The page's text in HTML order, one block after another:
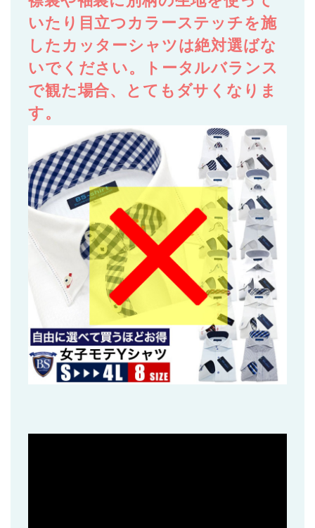
いたり目立つカラーステッチを施
したカッターシャツは絶対選ばな
いでください。トータルバランス
で観た場合、とてもダサくなりま
す。